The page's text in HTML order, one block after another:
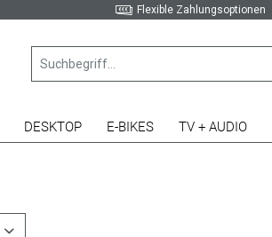
Flexible Zahlungsoptionen
DESKTOP E-BIKES TV + AUDIO